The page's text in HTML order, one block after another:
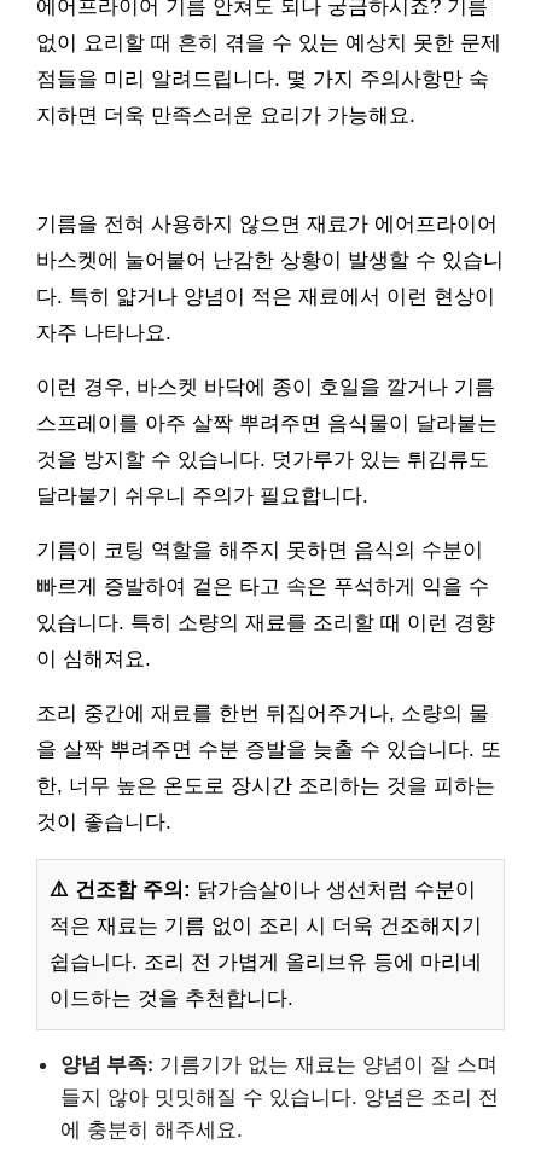
에어프라이어 기름 안쳐도 되나 궁금하시죠? 기름
없이 요리할 때 흔히 겪을 수 있는 예상치 못한 문제
점들을 미리 알려드립니다. 몇 가지 주의사항만 숙
지하면 더욱 만족스러운 요리가 가능해요.
기름을 전혀 사용하지 않으면 재료가 에어프라이어
바스켓에 눌어붙어 난감한 상황이 발생할 수 있습니
다. 특히 얇거나 양념이 적은 재료에서 이런 현상이
자주 나타나요.
이런 경우, 바스켓 바닥에 종이 호일을 깔거나 기름
스프레이를 아주 살짝 뿌려주면 음식물이 달라붙는
것을 방지할 수 있습니다. 덧가루가 있는 튀김류도
달라붙기 쉬우니 주의가 필요합니다.
기름이 코팅 역할을 해주지 못하면 음식의 수분이
빠르게 증발하여 겉은 타고 속은 푸석하게 익을 수
있습니다. 특히 소량의 재료를 조리할 때 이런 경향
이 심해져요.
조리 중간에 재료를 한번 뒤집어주거나, 소량의 물
을 살짝 뿌려주면 수분 증발을 늦출 수 있습니다. 또
한, 너무 높은 온도로 장시간 조리하는 것을 피하는
것이 좋습니다.
⚠️ 건조함 주의: 닭가슴살이나 생선처럼 수분이
적은 재료는 기름 없이 조리 시 더욱 건조해지기
쉽습니다. 조리 전 가볍게 올리브유 등에 마리네
이드하는 것을 추천합니다.
양념 부족: 기름기가 없는 재료는 양념이 잘 스며
들지 않아 밋밋해질 수 있습니다. 양념은 조리 전
에 충분히 해주세요.